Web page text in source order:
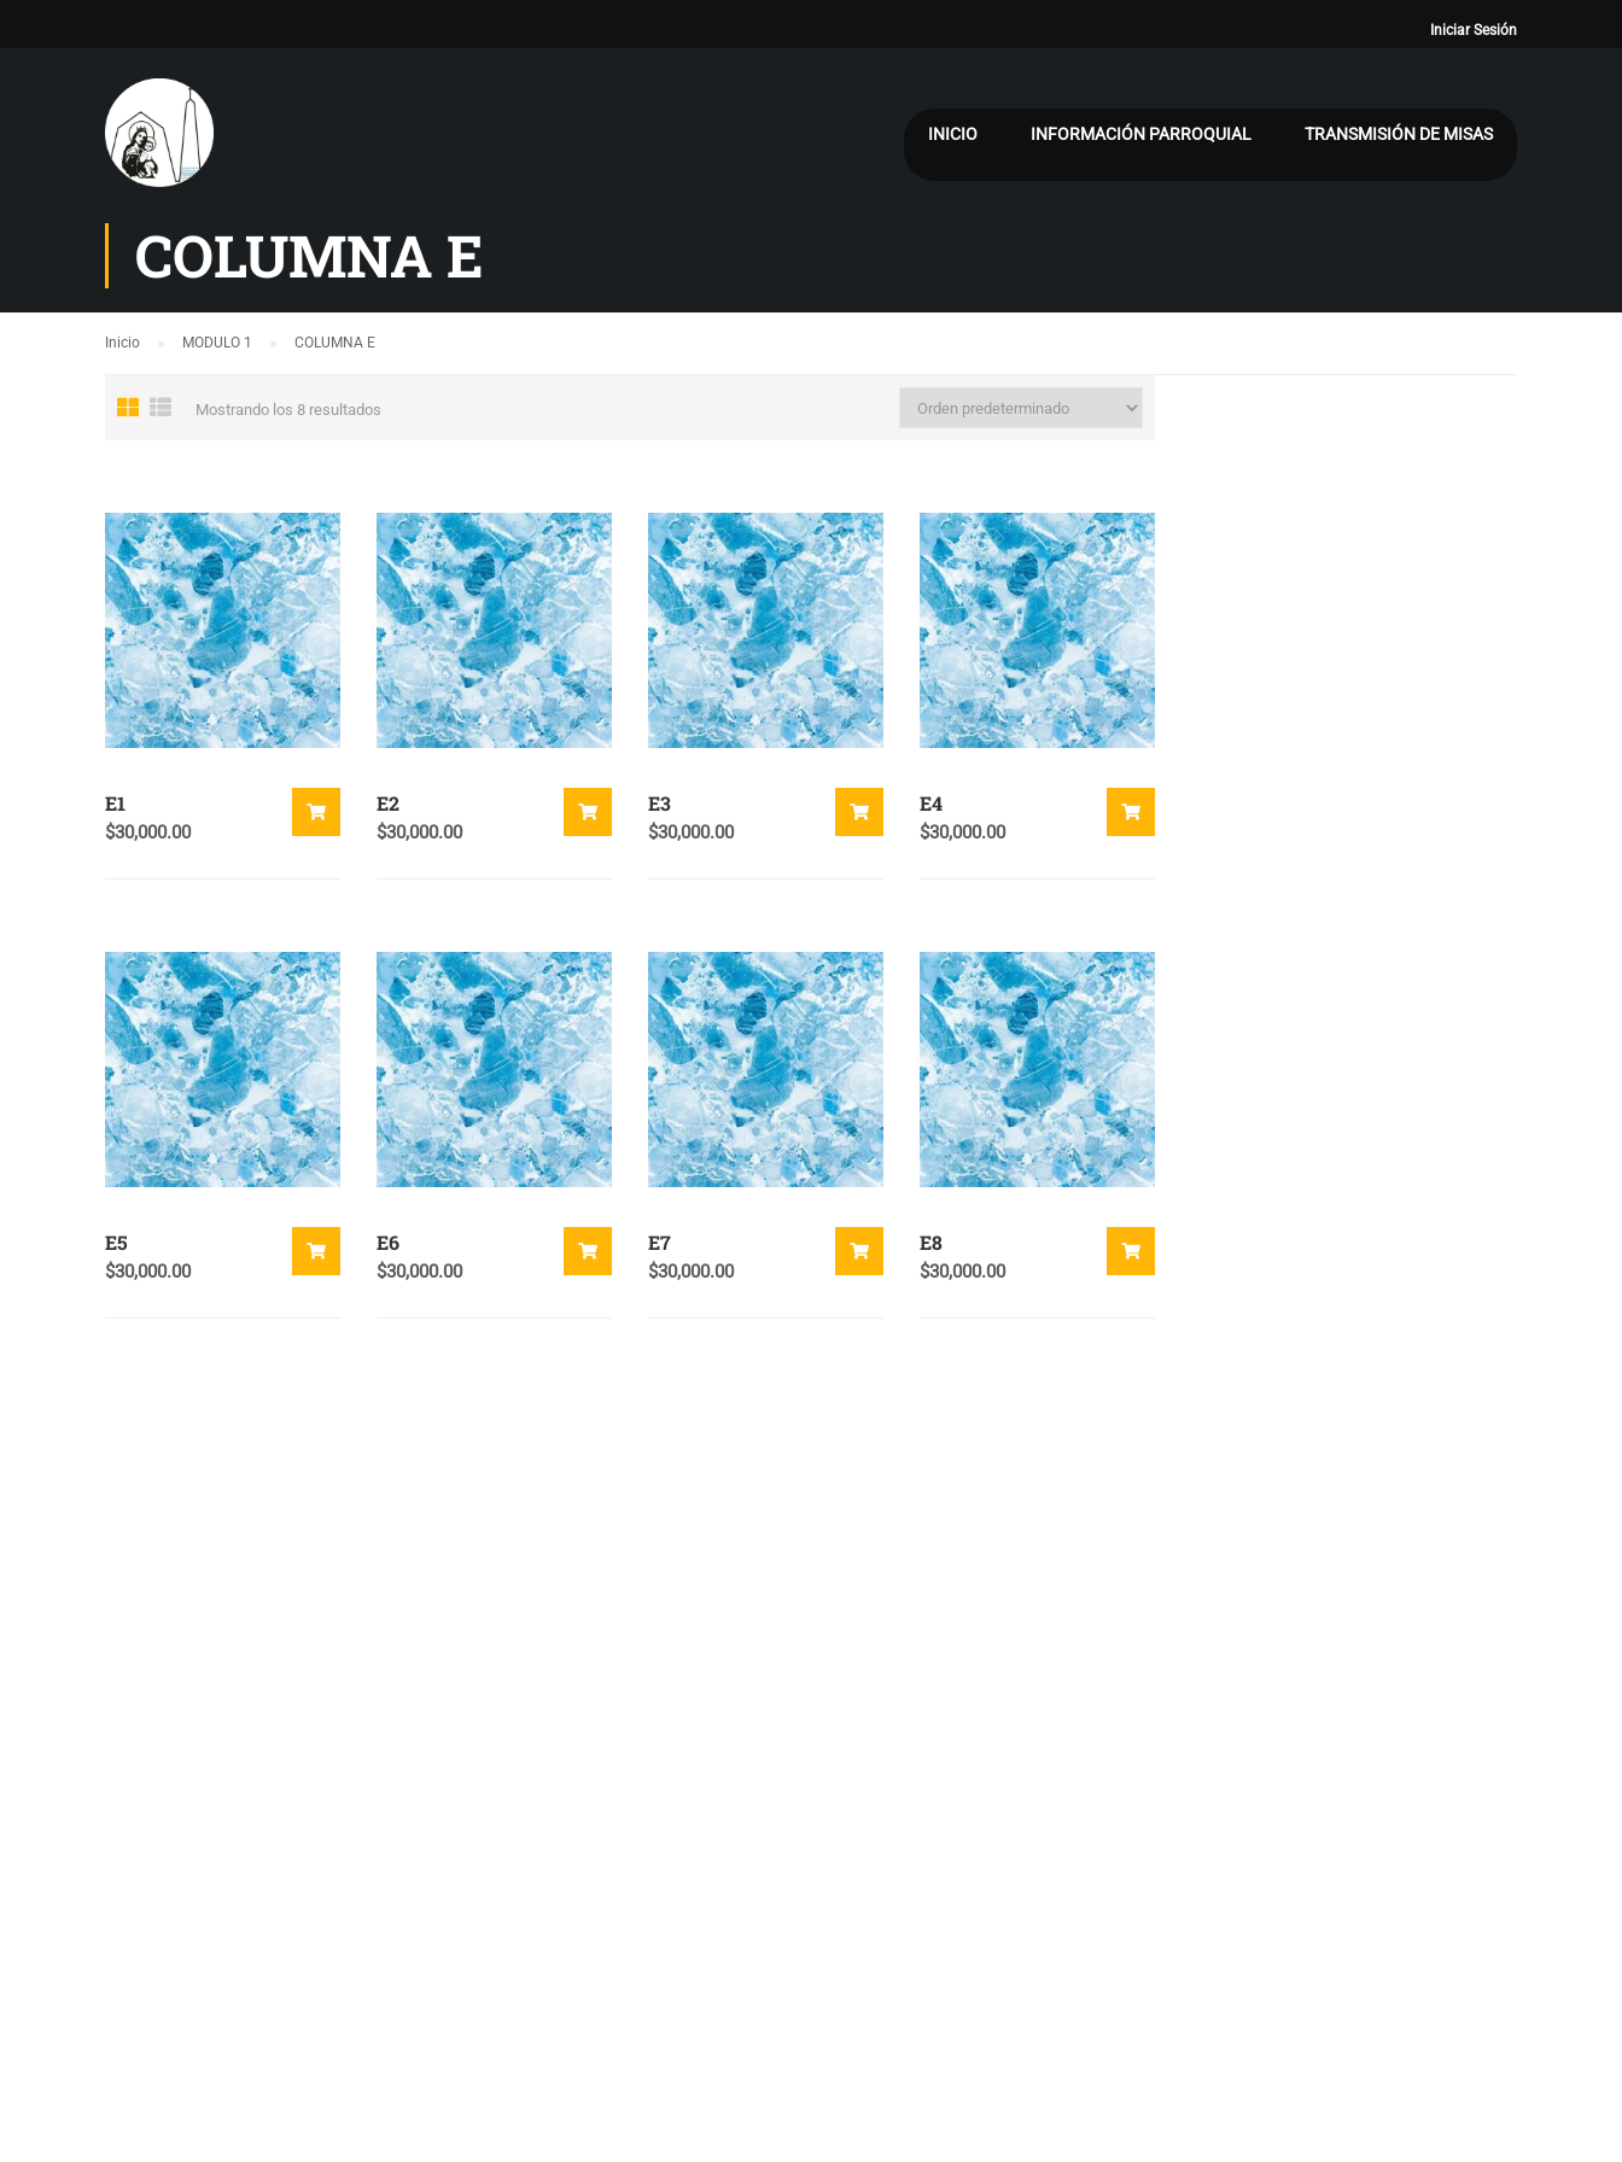
Iniciar Sesión
INICIO INFORMACIÓN PARROQUIAL TRANSMISIÓN DE MISAS
COLUMNA E
Inicio MODULO 1 COLUMNA E
Mostrando los 8 resultados
E1
$30,000.00
E2
$30,000.00
E3
$30,000.00
E4
$30,000.00
E5
$30,000.00
E6
$30,000.00
E7
$30,000.00
E8
$30,000.00